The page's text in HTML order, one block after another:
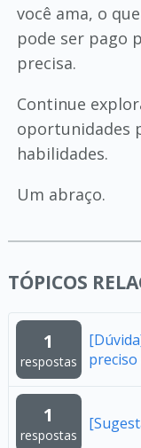
você ama, o
pode ser pago
precisa.
Continue
oportunidades
habilidades.
Um abraço.
TÓPICOS
1
respostas
1
respostas